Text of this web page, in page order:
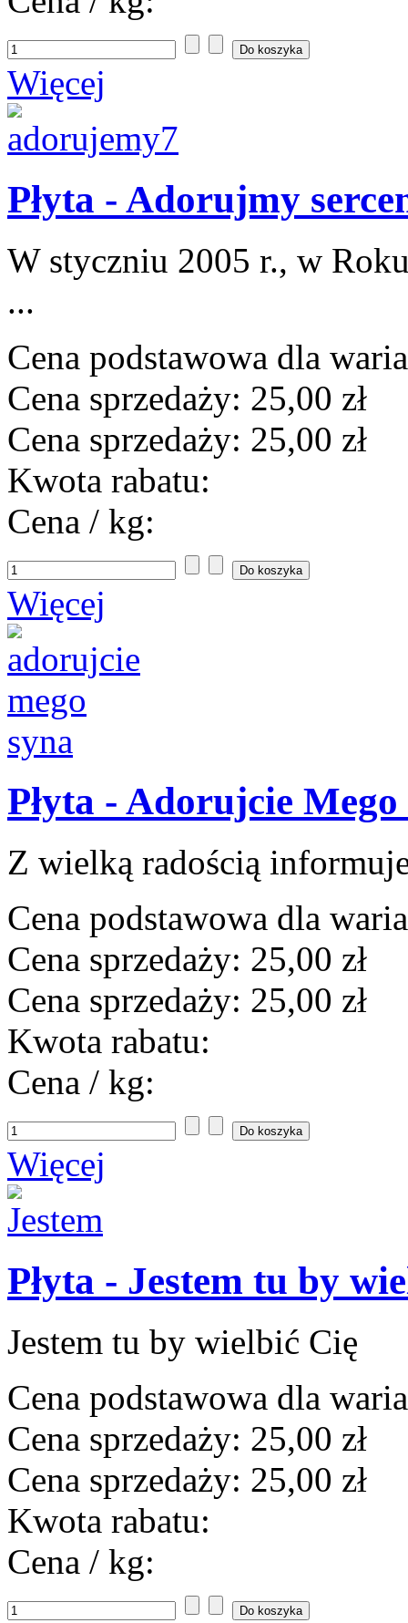
Więcej
Płyta - Adorujmy
W styczniu 2005 r., w
...
Cena podstawowa dla
Cena sprzedaży: 25,00 zł
Cena sprzedaży: 25,00 zł
Kwota rabatu:
Cena / kg:
Więcej
Płyta - Adorujcie Mego
Z wielką radością
Cena podstawowa dla
Cena sprzedaży: 25,00 zł
Cena sprzedaży: 25,00 zł
Kwota rabatu:
Cena / kg:
Więcej
Płyta - Jestem tu by
Jestem tu by wielbić Cię
Cena podstawowa dla
Cena sprzedaży: 25,00 zł
Cena sprzedaży: 25,00 zł
Kwota rabatu:
Cena / kg: